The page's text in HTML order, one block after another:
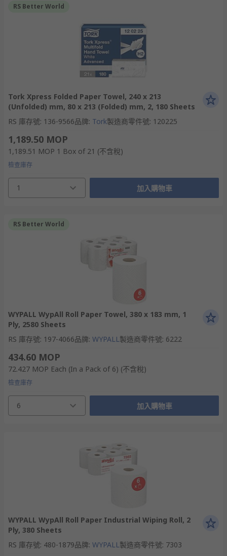
RS Better World
Tork Xpress Folded Paper Towel, 240 x 213
(Unfolded) mm, 80 x 213 (Folded) mm, 2, 180 Sheets
RS 庫存號: 136-9566品牌: Tork製造商零件號: 120225
1,189.50 MOP
1,189.51 MOP 1 Box of 21 (不含稅)
檢查庫存
1 加入購物車
RS Better World
WYPALL WypAll Roll Paper Towel, 380 x 183 mm, 1
Ply, 2580 Sheets
RS 庫存號: 197-4066品牌: WYPALL製造商零件號: 6222
434.60 MOP
72.427 MOP Each (In a Pack of 6) (不含稅)
檢查庫存
6 加入購物車
WYPALL WypAll Roll Paper Industrial Wiping Roll, 2
Ply, 380 Sheets
RS 庫存號: 480-1879品牌: WYPALL製造商零件號: 7303